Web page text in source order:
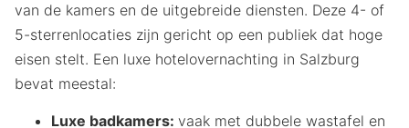
van de kamers en de uitgebreide diensten. Deze 4- of
5-sterrenlocaties zijn gericht op een publiek dat hoge
eisen stelt. Een luxe hotelovernachting in Salzburg
bevat meestal:
Luxe badkamers: vaak met dubbele wastafel en